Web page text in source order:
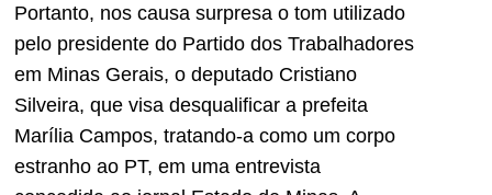
Portanto, nos causa surpresa o tom utilizado
pelo presidente do Partido dos Trabalhadores
em Minas Gerais, o deputado Cristiano
Silveira, que visa desqualificar a prefeita
Marília Campos, tratando-a como um corpo
estranho ao PT, em uma entrevista